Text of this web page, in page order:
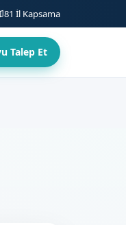
81 İl Kapsama
Talep Et